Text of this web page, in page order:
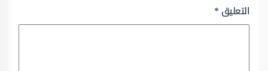
التعليق*